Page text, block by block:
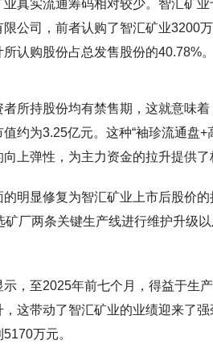
业真实流通筹码相对较少。智汇矿
限公司，前者认购了智汇矿业3200
所认购股份占总发售股份的40.78%
者所持股份均有禁售期，这就意味
约为3.25亿元。这种“袖珍流通盘
向上弹性，为主力资金的拉升提供
的明显修复为智汇矿业上市后股价
矿厂两条关键生产线进行维护升级
示，至2025年前七个月，得益于生
，这带动了智汇矿业的业绩迎来了
万元。